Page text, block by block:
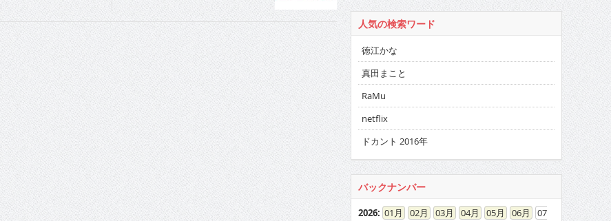
人気の検索ワード
徳江かな
真田まこと
RaMu
netflix
ドカント 2016年
バックナンバー
2026: 01 02 03 04 05 06
07